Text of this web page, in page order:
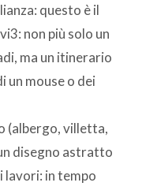
questo è il
non più solo un
ma un itinerario
un mouse o dei
(albergo, villetta,
disegno astratto
lavori: in tempo